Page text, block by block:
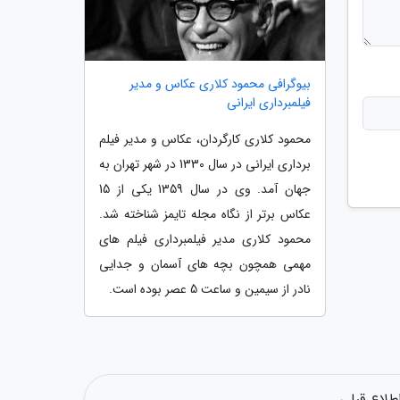
بیوگرافی محمود کلاری عکاس و مدیر
فیلمبرداری ایرانی
محمود کلاری کارگردان، عکاس و مدیر فیلم
برداری ایرانی در سال 1330 در شهر تهران به
جهان آمد. وی در سال 1359 یکی از 15
عکاس برتر از نگاه مجله تایمز شناخته شد.
محمود کلاری مدیر فیلمبرداری فیلم های
مهمی همچون بچه های آسمان و جدایی
نادر از سیمین و ساعت 5 عصر بوده است.